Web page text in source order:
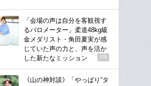
「会場の声は自分を客観視す
るバロメーター」柔道48kg級
金メダリスト・角田夏実が感
じていた声の力と、声を活か
した新たなミッション
PR
《山の神対談》「やっぱり“タ